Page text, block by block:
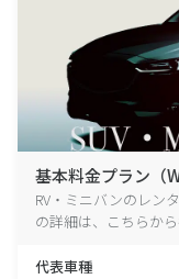
基本料金プラン（
RV・ミニバンのレン
の詳細は、こちらか
代表車種